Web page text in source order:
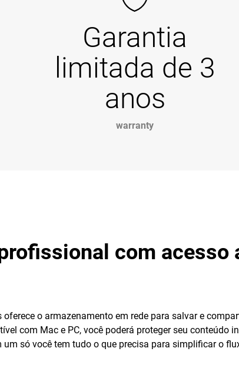
Garantia
limitada de 3
anos
warranty
com acesso
o armazenamento em rede para salvar e
com Mac e PC, você poderá proteger seu conteúdo
só você tem tudo o que precisa para simplificar o